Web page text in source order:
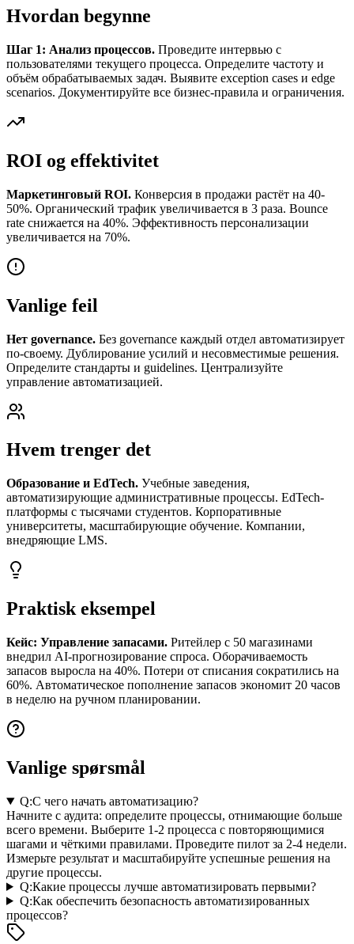
Hvordan begynne
Шаг 1: Анализ процессов. Проведите интервью с
пользователями текущего процесса. Определите частоту и
объём обрабатываемых задач. Выявите exception cases и edge
scenarios. Документируйте все бизнес-правила и ограничения.
ROI og effektivitet
Маркетинговый ROI. Конверсия в продажи растёт на 40-
50%. Органический трафик увеличивается в 3 раза. Bounce
rate снижается на 40%. Эффективность персонализации
увеличивается на 70%.
Vanlige feil
Нет governance. Без governance каждый отдел автоматизирует
по-своему. Дублирование усилий и несовместимые решения.
Определите стандарты и guidelines. Централизуйте
управление автоматизацией.
Hvem trenger det
Образование и EdTech. Учебные заведения,
автоматизирующие административные процессы. EdTech-
платформы с тысячами студентов. Корпоративные
университеты, масштабирующие обучение. Компании,
внедряющие LMS.
Praktisk eksempel
Кейс: Управление запасами. Ритейлер с 50 магазинами
внедрил AI-прогнозирование спроса. Оборачиваемость
запасов выросла на 40%. Потери от списания сократились на
60%. Автоматическое пополнение запасов экономит 20 часов
в неделю на ручном планировании.
Vanlige spørsmål
Q:С чего начать автоматизацию?
Начните с аудита: определите процессы, отнимающие больше
всего времени. Выберите 1-2 процесса с повторяющимися
шагами и чёткими правилами. Проведите пилот за 2-4 недели.
Измерьте результат и масштабируйте успешные решения на
другие процессы.
Q:Какие процессы лучше автоматизировать первыми?
Q:Как обеспечить безопасность автоматизированных
процессов?